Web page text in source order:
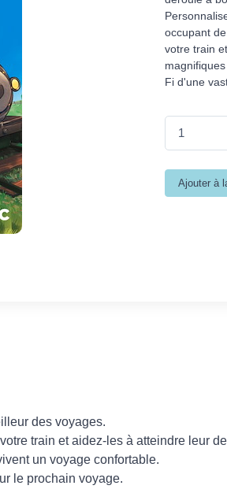
occupant
votre train
Fi d'une
des voyages.
train et aidez-les à atteindre leur
un voyage confortable.
le prochain voyage.